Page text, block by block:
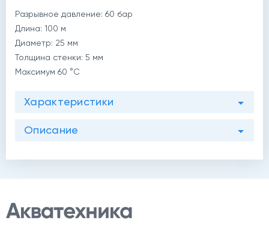
Разрывное давление: 60 бар
Длина: 100 м
Диаметр: 25 мм
Толщина стенки: 5 мм
Максимум 60 °C
Характеристики
Описание